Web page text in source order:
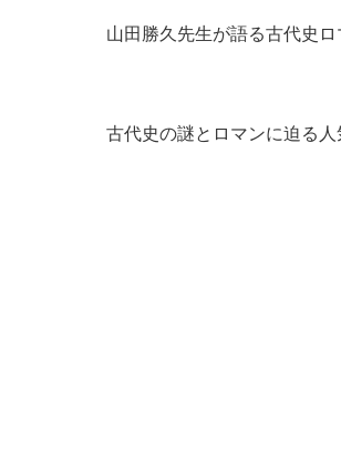
山田勝久先生が語る古代史
古代史の謎とロマンに迫る